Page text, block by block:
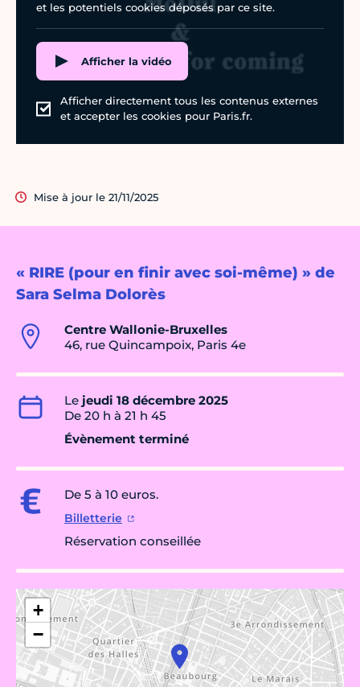
« RIRE (pour en finir avec soi-même) » de
Sara Selma Dolorès
Centre Wallonie-Bruxelles
46, rue Quincampoix, Paris 4e
Le jeudi 18 décembre 2025
De 20 h à 21 h 45
Évènement terminé
De 5 à 10 euros.
Billetterie
Réservation conseillée
+
−
et les potentiels cookies déposés par ce site.
Afficher la vidéo
Afficher directement tous les contenus externes
et accepter les cookies pour Paris.fr.
Mise à jour le 21/11/2025